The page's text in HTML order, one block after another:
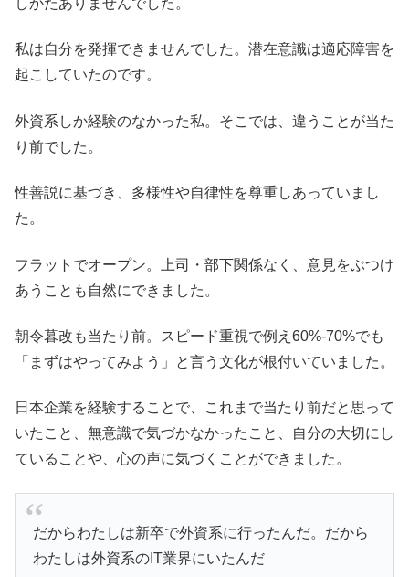
しかたありませんでした。
私は自分を発揮できませんでした。潜在意識は適応障害を
起こしていたのです。
外資系しか経験のなかった私。そこでは、違うことが当た
り前でした。
性善説に基づき、多様性や自律性を尊重しあっていまし
た。
フラットでオープン。上司・部下関係なく、意見をぶつけ
あうことも自然にできました。
朝令暮改も当たり前。スピード重視で例え60%-70%でも
「まずはやってみよう」と言う文化が根付いていました。
日本企業を経験することで、これまで当たり前だと思って
いたこと、無意識で気づかなかったこと、自分の大切にし
ていることや、心の声に気づくことができました。
だからわたしは新卒で外資系に行ったんだ。だから
わたしは外資系のIT業界にいたんだ